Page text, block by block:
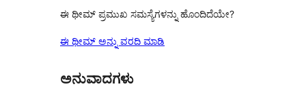
ಈ ಥೀಮ್ ಪ್ರಮುಖ ಸಮಸ್ಯೆಗಳನ್ನು ಹೊಂದಿದೆಯೇ?
ಈ ಥೀಮ್ ಅನ್ನು ವರದಿ ಮಾಡಿ
ಅನುವಾದಗಳು